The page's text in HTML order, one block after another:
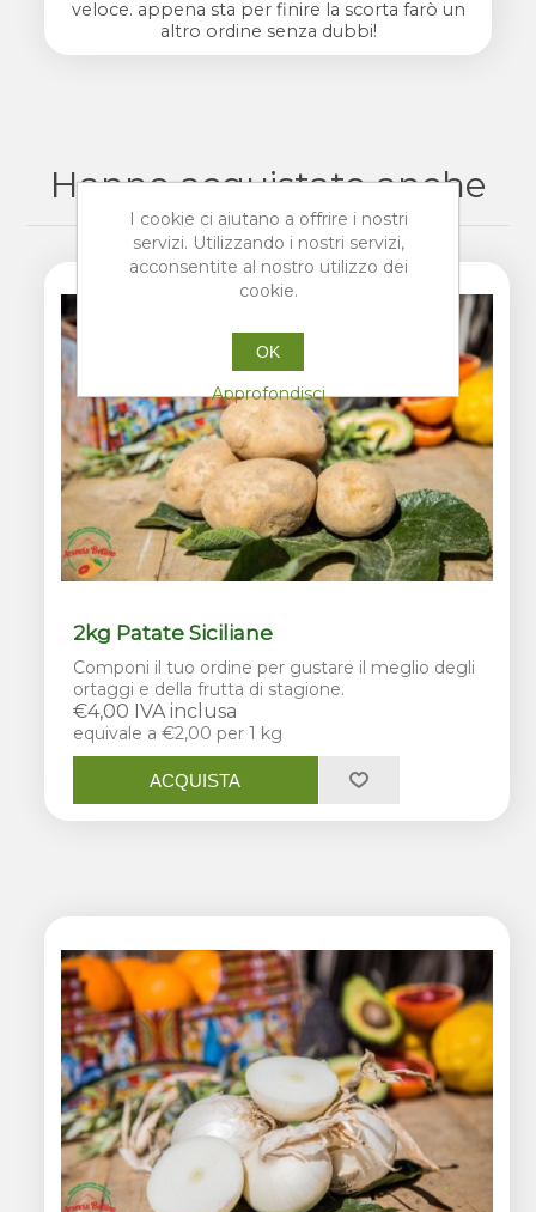
veloce. appena sta per finire la scorta farò un
altro ordine senza dubbi!
Hanno acquistato anche
2kg Patate Siciliane
Componi il tuo ordine per gustare il meglio degli
ortaggi e della frutta di stagione.
€4,00 IVA inclusa
equivale a €2,00 per 1 kg
ACQUISTA
I cookie ci aiutano a offrire i nostri
servizi. Utilizzando i nostri servizi,
acconsentite al nostro utilizzo dei
cookie.
OK
Approfondisci